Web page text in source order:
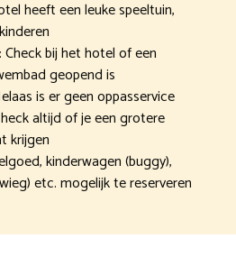
heeft een leuke speeltuin,
bij het hotel of een
geopend is
is er geen oppasservice
altijd of je een grotere
krijgen
kinderwagen (buggy),
etc. mogelijk te reserveren